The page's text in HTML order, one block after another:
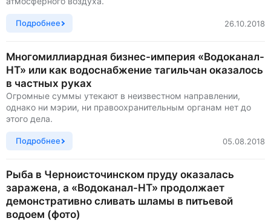
Подробнее 26.10.2018
Многомиллиардная бизнес-империя «Водоканал-
НТ» или как водоснабжение тагильчан оказалось
в частных руках
Огромные суммы утекают в неизвестном направлении,
однако ни мэрии, ни правоохранительным органам нет до
этого дела.
Подробнее 05.08.2018
Рыба в Черноисточинском пруду оказалась
заражена, а «Водоканал-НТ» продолжает
демонстративно сливать шламы в питьевой
водоем (фото)